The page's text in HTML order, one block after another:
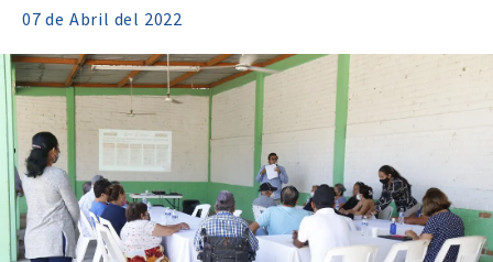
07 de Abril del 2022